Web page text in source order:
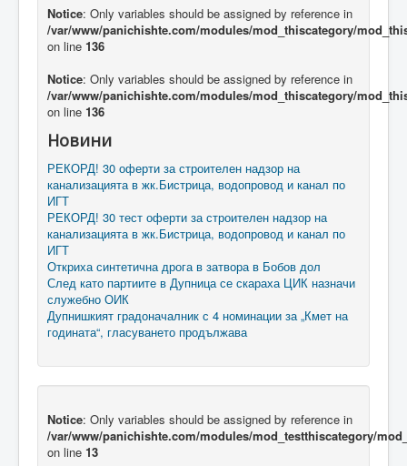
Notice: Only variables should be assigned by reference in
/var/www/panichishte.com/modules/mod_thiscategory/
on line 136
Notice: Only variables should be assigned by reference in
/var/www/panichishte.com/modules/mod_thiscategory/
on line 136
Новини
РЕКОРД! 30 оферти за строителен надзор на
канализацията в жк.Бистрица, водопровод и канал по
ИГТ
РЕКОРД! 30 тест оферти за строителен надзор на
канализацията в жк.Бистрица, водопровод и канал по
ИГТ
Откриха синтетична дрога в затвора в Бобов дол
След като партиите в Дупница се скараха ЦИК назначи
служебно ОИК
Дупнишкият градоначалник с 4 номинации за „Кмет на
годината“, гласуването продължава
Notice: Only variables should be assigned by reference in
/var/www/panichishte.com/modules/mod_testthiscategory/
on line 13